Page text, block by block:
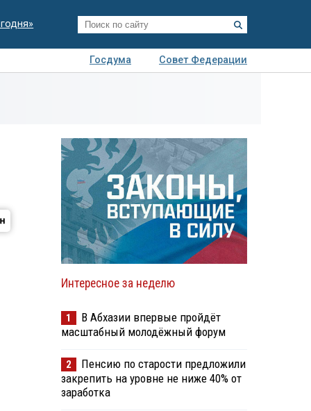
Госдума
Совет Федерации
Интересное за неделю
1
В Абхазии впервые пройдёт
масштабный молодёжный форум
2
Пенсию по старости предложили
закрепить на уровне не ниже 40% от
заработка